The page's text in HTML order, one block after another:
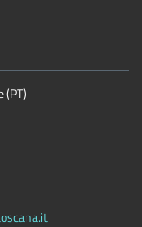
(PT)